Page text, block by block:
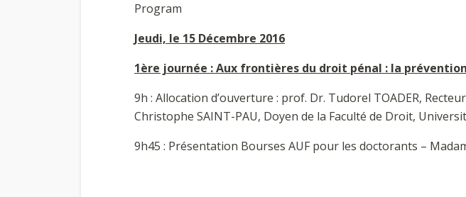
Program
Jeudi, le 15 Décembre 2016
1ère journée : Aux frontières du droit pénal : la
9h : Allocation d’ouverture : prof. Dr. Tudorel TOADER,
Christophe SAINT-PAU, Doyen de la Faculté de Droit,
9h45 : Présentation Bourses AUF pour les doctorants –